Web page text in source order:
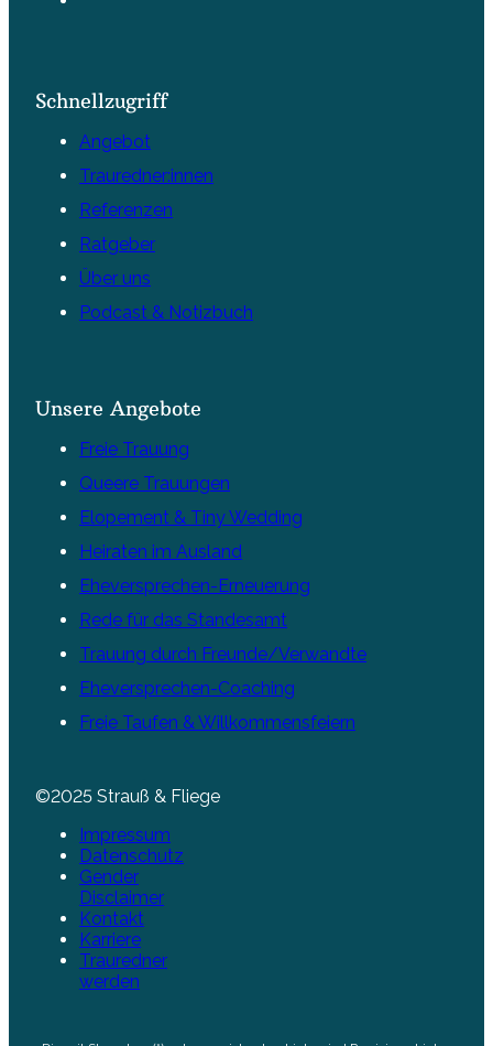
Schnellzugriff
Angebot
Trauredner:innen
Referenzen
Ratgeber
Über uns
Podcast & Notizbuch
Unsere Angebote
Freie Trauung
Queere Trauungen
Elopement & Tiny Wedding
Heiraten im Ausland
Eheversprechen-Erneuerung
Rede für das Standesamt
Trauung durch Freunde/Verwandte
Eheversprechen-Coaching
Freie Taufen & Willkommensfeiern
©2025 Strauß & Fliege
Impressum
Datenschutz
Gender
Disclaimer
Kontakt
Karriere
Trauredner
werden